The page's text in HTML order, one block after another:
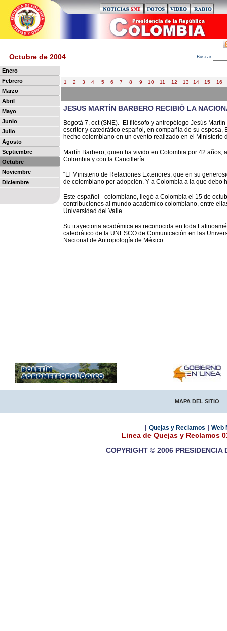
Octubre de 2004 Buscar
Enero
Febrero
Marzo
Abril
Mayo
Junio
Julio
Agosto
Septiembre
Octubre
Noviembre
Diciembre
1 2 3 4 5 6 7 8 9 10 11 12 13 14 15 16
JESUS MARTÍN BARBERO RECIBIÓ LA
Bogotá 7, oct (SNE).- El filósofo y antropólogo Jesús
escritor y catedrático español, en compañía de su
hecho colombiano en un evento realizado en el Ministerio
Martín Barbero, quien ha vivido en Colombia por 42
Colombia y con la Cancillería.
“El Ministerio de Relaciones Exteriores, que en su
de colombiano por adopción. Y a Colombia a la que debo
Este español - colombiano, llegó a Colombia el 15 de
contribuciones al mundo académico colombiano, entre
Universidad del Valle.
Su trayectoria académica es reconocida en toda
catedrático de la UNESCO de Comunicación en las
Nacional de Antropología de México.
MAPA DEL SITIO
| Quejas y Reclamos | Web
Linea de Quejas y Reclamos
COPYRIGHT © 2006 PRESIDENCIA